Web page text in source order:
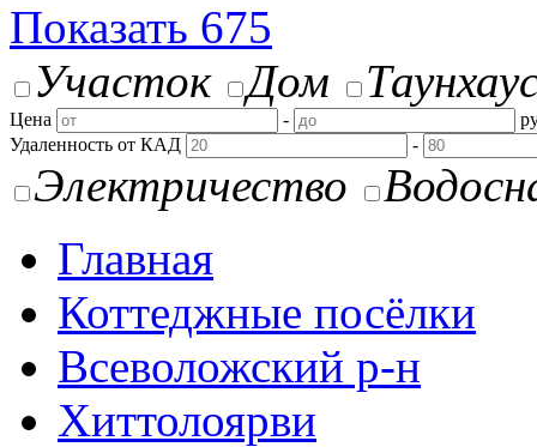
Показать 675
Участок
Дом
Цена -
Удаленность от КАД
-
Электричество
Главная
Коттеджные посёлки
Всеволожский р-н
Хиттолоярви